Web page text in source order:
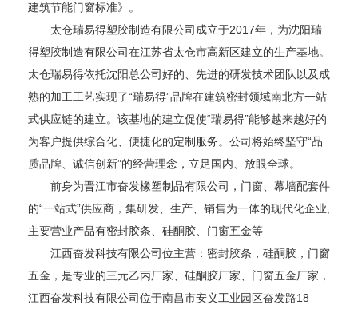
建筑节能门窗标准》。
太仓瑞易得塑胶制造有限公司成立于2017年，为沈阳瑞
得塑胶制造有限公司在江苏省太仓市高新区建立的生产基地。
太仓瑞易得依托沈阳总公司好的、先进的研发技术团队以及成
熟的加工工艺实现了“瑞易得”品牌在建筑密封领域南北方一站
式供应链的建立。该基地的建立促使“瑞易得”能够越来越好的
为客户提供综合化、便捷化的定制服务。公司将始终坚守“品
质品牌、诚信创新”的经营理念，立足国内、放眼全球。
前身为晋江市奋发橡塑制品有限公司，门窗、幕墙配套件
的“一站式”供应商，集研发、生产、销售为一体的现代化企业,
主要营业产品有密封胶条、硅酮胶、门窗五金等
江西奋发科技有限公司位主营：密封胶条，硅酮胶，门窗
五金，是专业的三元乙丙厂家、硅酮胶厂家、门窗五金厂家，
江西奋发科技有限公司位于南昌市安义工业园区奋发路18